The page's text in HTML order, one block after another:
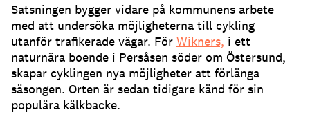
Satsningen bygger vidare på kommunens arbete
med att undersöka möjligheterna till cykling
utanför trafikerade vägar. För Wikners, i ett
naturnära boende i Persåsen söder om Östersund,
skapar cyklingen nya möjligheter att förlänga
säsongen. Orten är sedan tidigare känd för sin
populära kälkbacke.